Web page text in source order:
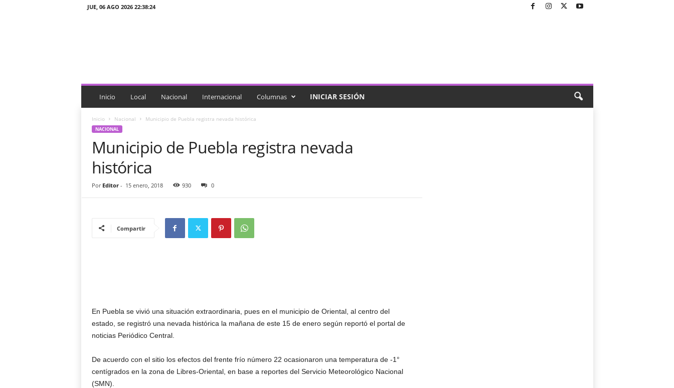
JUE, 06 AGO 2026 22:38:24
c
a
Inicio Local Nacional Internacional Columnas INICIAR SESIÓN
Inicio Nacional Municipio de Puebla registra nevada histórica
NACIONAL
Municipio de Puebla registra nevada
histórica
Por Editor- 15 enero, 2018 930 0
Compartir
En Puebla se vivió una situación extraordinaria, pues en el municipio de Oriental, al centro del
estado, se registró una nevada histórica la mañana de este 15 de enero según reportó el portal de
noticias Periódico Central.
De acuerdo con el sitio los efectos del frente frío número 22 ocasionaron una temperatura de -1°
centígrados en la zona de Libres-Oriental, en base a reportes del Servicio Meteorológico Nacional
(SMN).